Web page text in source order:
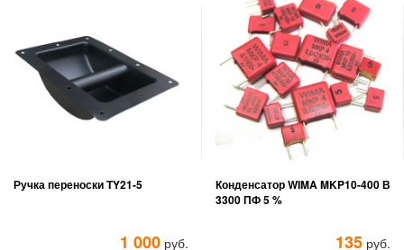
Ручка переноски TY21-5
1 000 руб.
Конденсатор WIMA MKP10-400 В
3300 ПФ 5 %
135 руб.